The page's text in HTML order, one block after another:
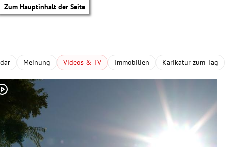
Zum Hauptinhalt der Seite
Meinung Videos & TV Immobilien Karikatur zum Tag